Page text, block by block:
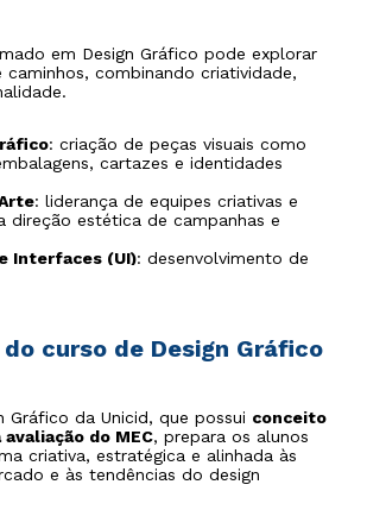
em Design Gráfico pode explorar
caminhos, combinando criatividade,
: criação de peças visuais como
cartazes e identidades
: liderança de equipes criativas e
direção estética de campanhas e
Interfaces (UI): desenvolvimento de
visuais para aplicativos, sites e
usuário;
digitais;
Impressão 3D: modelagem de objetos
aplicados em áreas como joalheria,
e NFT: produção de obras digitais e
no mercado de arte e blockchain;
curso de Design Gráfico
Gráfico da Unicid, que possui conceito
do MEC, prepara os alunos
criativa, estratégica e alinhada às
e às tendências do design